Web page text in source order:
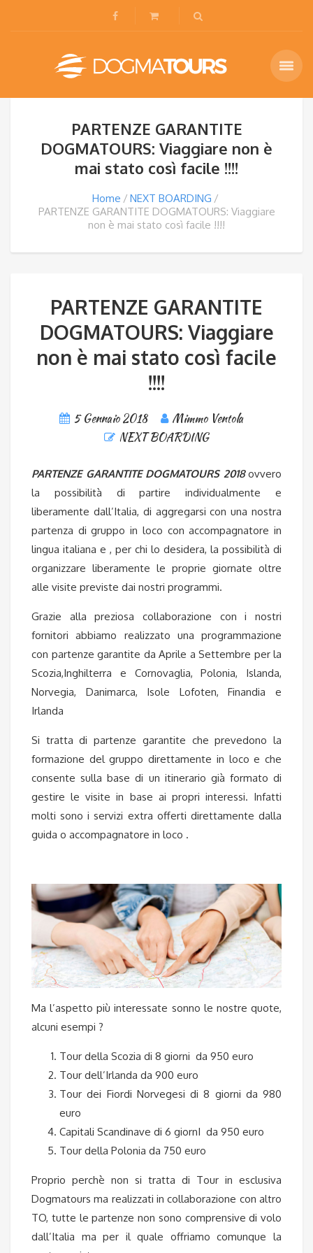
PARTENZE GARANTITE
DOGMATOURS: Viaggiare non è
mai stato così facile !!!!
Home
NEXT BOARDING
PARTENZE GARANTITE DOGMATOURS: Viaggiare
non è mai stato così facile !!!!
PARTENZE GARANTITE
DOGMATOURS: Viaggiare
non è mai stato così facile
!!!!
5 Gennaio 2018
Mimmo Ventola
NEXT BOARDING
PARTENZE GARANTITE DOGMATOURS 2018ovvero
la possibilità di partire individualmente e
liberamente dall’Italia, di aggregarsi con una nostra
partenza di gruppo in loco con accompagnatore in
lingua italiana e , per chi lo desidera, la possibilità di
organizzare liberamente le proprie giornate oltre
alle visite previste dai nostri programmi.
Grazie alla preziosa collaborazione con i nostri
fornitori abbiamo realizzato una programmazione
con partenze garantite da Aprile a Settembre per la
Scozia,Inghilterra e Cornovaglia, Polonia, Islanda,
Norvegia, Danimarca, Isole Lofoten, Finandia e
Irlanda
Si tratta di partenze garantite che prevedono la
formazione del gruppo direttamente in loco e che
consente sulla base di un itinerario già formato di
gestire le visite in base ai propri interessi. Infatti
molti sono i servizi extra offerti direttamente dalla
guida o accompagnatore in loco .
Ma l’aspetto più interessate sonno le nostre quote,
alcuni esempi ?
Tour della Scozia di 8 giorni da 950 euro
Tour dell’Irlanda da 900 euro
Tour dei Fiordi Norvegesi di 8 giorni da 980
euro
Capitali Scandinave di 6 giornI da 950 euro
Tour della Polonia da 750 euro
Proprio perchè non si tratta di Tour in esclusiva
Dogmatours ma realizzati in collaborazione con altro
TO, tutte le partenze non sono comprensive di volo
dall’Italia ma per il quale offriamo comunque la